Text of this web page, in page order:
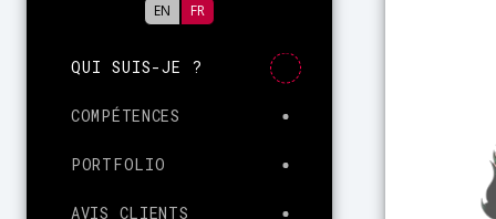
EN FR
QUI SUIS-JE ?
COMPÉTENCES
PORTFOLIO
AVIS CLIENTS